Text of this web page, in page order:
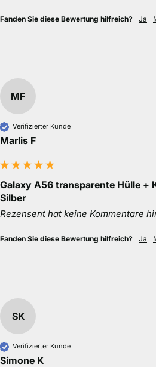
Fanden Sie diese Bewertung hilfreich? Ja
MF
Verifizierter Kunde
Marlis F
Galaxy A56 transparente Hülle +
Silber
Rezensent hat keine Kommentare
Fanden Sie diese Bewertung hilfreich? Ja
SK
Verifizierter Kunde
Simone K